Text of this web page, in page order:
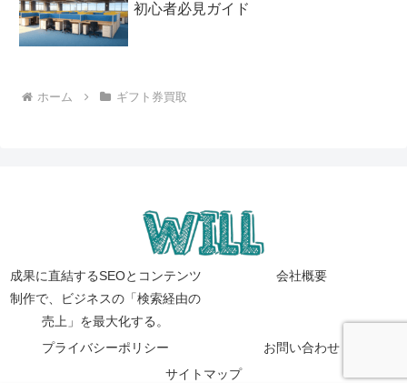
初心者必見ガイド
ホーム ギフト券買取
成果に直結するSEOとコンテンツ
制作で、ビジネスの「検索経由の
売上」を最大化する。
会社概要
プライバシーポリシー
お問い合わせ
サイトマップ